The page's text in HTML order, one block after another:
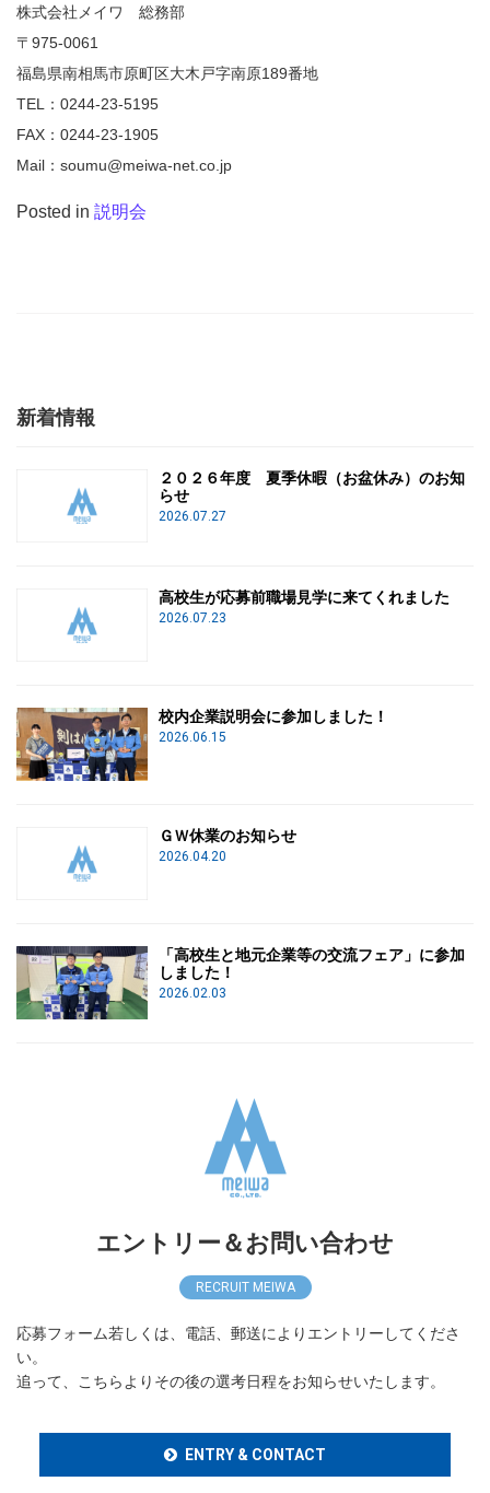
株式会社メイワ 総務部
〒975-0061
福島県南相馬市原町区大木戸字南原189番地
TEL：0244-23-5195
FAX：0244-23-1905
Mail：soumu@meiwa-net.co.jp
Posted in 説明会
新着情報
２０２６年度 夏季休暇（お盆休み）のお知
らせ
2026.07.27
高校生が応募前職場見学に来てくれました
2026.07.23
校内企業説明会に参加しました！
2026.06.15
ＧＷ休業のお知らせ
2026.04.20
「高校生と地元企業等の交流フェア」に参加
しました！
2026.02.03
エントリー＆お問い合わせ
RECRUIT MEIWA
応募フォーム若しくは、電話、郵送によりエントリーしてくださ
い。
追って、こちらよりその後の選考日程をお知らせいたします。
ENTRY & CONTACT